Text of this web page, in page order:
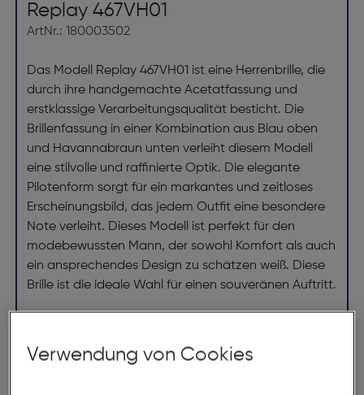
Replay 467VH01
ArtNr.: 180003502
Das Modell Replay 467VH01 ist eine Herrenbrille, die
durch ihre handgemachte Acetatfassung und
erstklassige Verarbeitungsqualität besticht. Die
Brillenfassung in einer Kombination aus Blau oben
und Havannabraun unten verleiht diesem Modell
eine stilvolle und raffinierte Optik. Die elegante
Pilotenform sorgt für ein markantes und zeitloses
Erscheinungsbild, das jedem Outfit eine besondere
Note verleiht. Dieses Modell ist perfekt für den
modebewussten Mann, der sowohl Komfort als auch
ein ansprechendes Design zu schätzen weiß. Diese
Brille ist die ideale Wahl für einen souveränen Auftritt.
Technische Details
Verwendung von Cookies